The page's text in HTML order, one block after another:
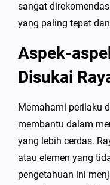
sangat
yang paling tepat
Aspek-
Disukai
Memahami perilaku
membantu dalam
yang lebih cerdas.
atau elemen yang
pengetahuan ini